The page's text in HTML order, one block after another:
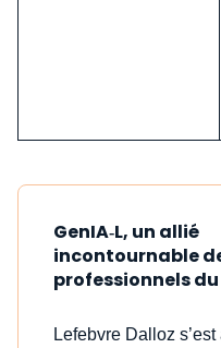
GenIA‑L, un allié
incontournable
professionnels
Lefebvre Dalloz